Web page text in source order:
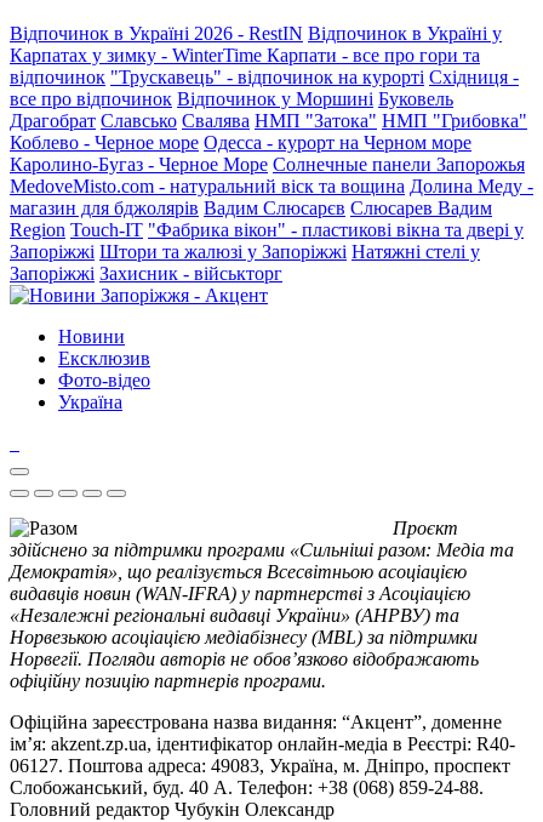
Відпочинок в Україні 2026 - RestIN Відпочинок в Україні у
Карпатах у зимку - WinterTime Карпати - все про гори та
відпочинок "Трускавець" - відпочинок на курорті Східниця -
все про відпочинок Відпочинок у Моршині Буковель
Драгобрат Славсько Свалява НМП "Затока" НМП "Грибовка"
Коблево - Черное море Одесса - курорт на Черном море
Каролино-Бугаз - Черное Море Солнечные панели Запорожья
MedoveMisto.com - натуральний віск та вощина Долина Меду -
магазин для бджолярів Вадим Слюсарєв Слюсарев Вадим
Region Touch-IT "Фабрика вікон" - пластикові вікна та двері у
Запоріжжі Штори та жалюзі у Запоріжжі Натяжні стелі у
Запоріжжі Захисник - військторг
Новини
Ексклюзив
Фото-відео
Україна
Проєкт
здійснено за підтримки програми «Сильніші разом: Медіа та
Демократія», що реалізується Всесвітньою асоціацією
видавців новин (WAN-IFRA) у партнерстві з Асоціацією
«Незалежні регіональні видавці України» (АНРВУ) та
Норвезькою асоціацією медіабізнесу (MBL) за підтримки
Норвегії. Погляди авторів не обов’язково відображають
офіційну позицію партнерів програми.
Офіційна зареєстрована назва видання: “Акцент”, доменне
ім’я: akzent.zp.ua, ідентифікатор онлайн-медіа в Реєстрі: R40-
06127. Поштова адреса: 49083, Україна, м. Дніпро, проспект
Слобожанський, буд. 40 А. Телефон: +38 (068) 859-24-88.
Головний редактор Чубукін Олександр